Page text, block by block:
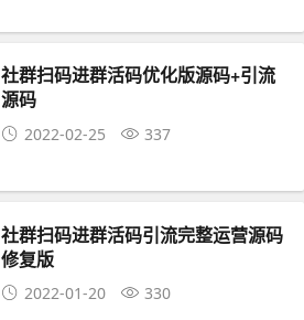
社群扫码进群活码优化版源码+引流
源码
2022-02-25 337
社群扫码进群活码引流完整运营源码
修复版
2022-01-20 330